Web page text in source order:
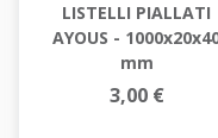
LISTELLI PIALLATI
AYOUS -
mm
3,00 €